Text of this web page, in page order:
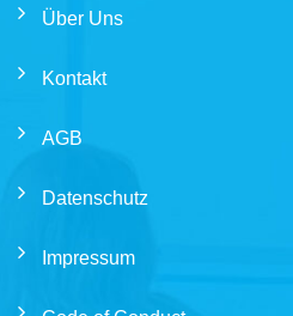
Über Uns
Kontakt
AGB
Datenschutz
Impressum